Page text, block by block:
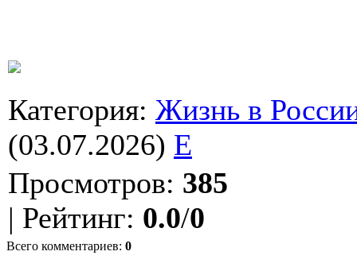
Категория: Жизнь в
(03.07.2026) E
Просмотров: 385
| Рейтинг: 0.0/0
Всего комментариев: 0